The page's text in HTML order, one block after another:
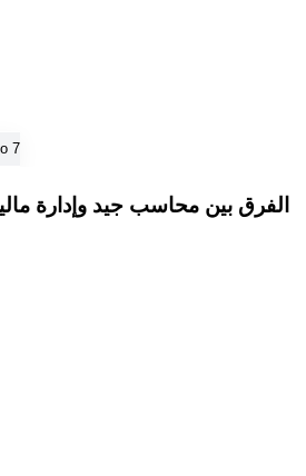
7 months ago
الفرق بين محاسب جيد وإدارة